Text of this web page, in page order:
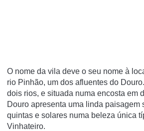
O nome da vila deve o seu nome à
rio Pinhão, um dos afluentes do
dois rios, e situada numa encosta em
Douro apresenta uma linda paisagem
quintas e solares numa beleza única
Vinhateiro.